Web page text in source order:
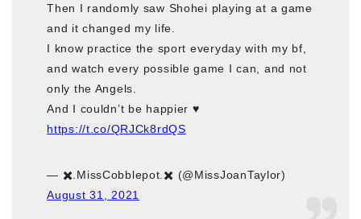
Then I randomly saw Shohei playing at a game
and it changed my life.
I know practice the sport everyday with my bf,
and watch every possible game I can, and not
only the Angels.
And I couldn’t be happier ♥️
https://t.co/QRJCk8rdQS
— ✖️.MissCobblepot.✖️ (@MissJoanTaylor)
August 31, 2021